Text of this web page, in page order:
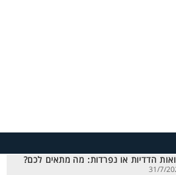
הדדיות או נפרדות: מה מתאים לכם?
31/7/